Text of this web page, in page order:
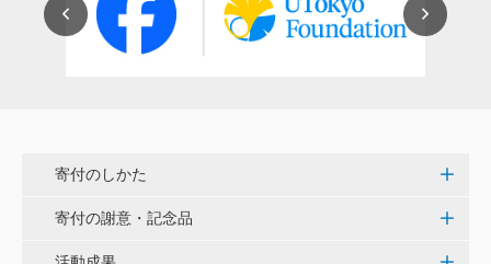
ー未来基金（東大VMC基金）>
白石流司、その始まりを赤門に。 <ひらけ！赤門プロ
ジェクト>
寄付のしかた
寄付の謝意・記念品